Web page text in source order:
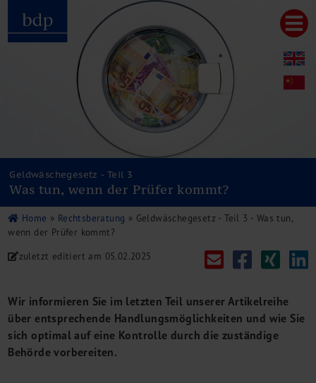
Hauptmenu
Unternehmenswerte
Publikationen
Newsletter
Videos
Leistungen
Rechtsberatung
M&A + Unternehmensnachfolge
Management Consulting
Geldwäschegesetz - Teil 3
Was tun, wenn der Prüfer kommt?
Home » Rechtsberatung » Geldwäschegesetz - Teil 3 - Was tun,
wenn der Prüfer kommt?
zuletzt editiert am 05.02.2025
Wir informieren Sie im letzten Teil unserer Artikelreihe
über entsprechende Handlungsmöglichkeiten und wie Sie
sich optimal auf eine Kontrolle durch die zuständige
Behörde vorbereiten.